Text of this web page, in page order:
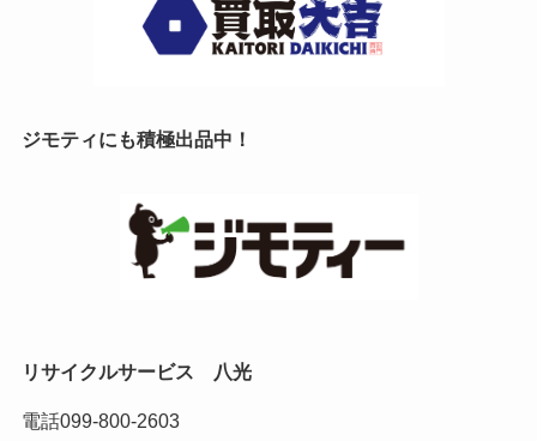
ジモティにも積極出品中！
リサイクルサービス 八光
電話099-800-2603